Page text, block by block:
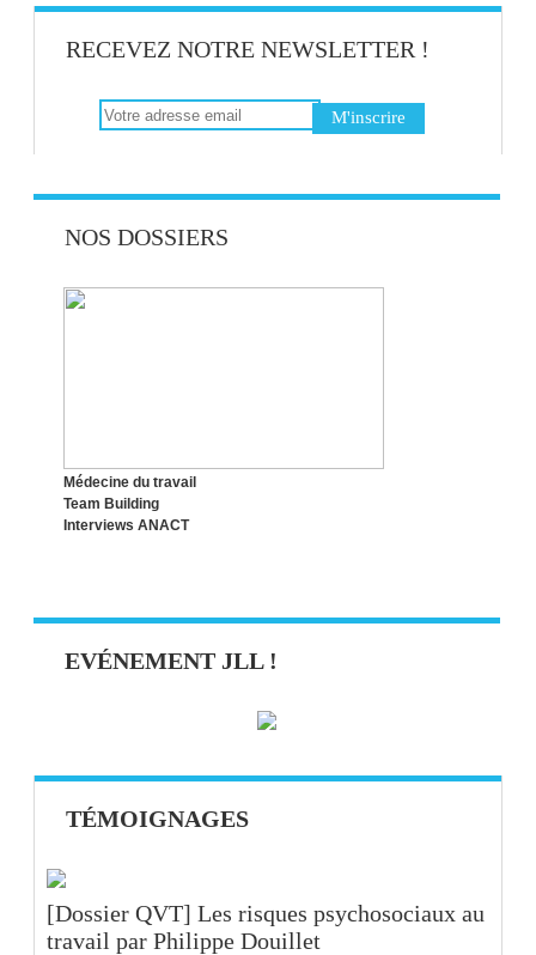
RECEVEZ NOTRE NEWSLETTER !
NOS DOSSIERS
Médecine du travail
Team Building
Interviews ANACT
EVÉNEMENT JLL !
TÉMOIGNAGES
[Dossier QVT] Les risques psychosociaux au
travail par Philippe Douillet